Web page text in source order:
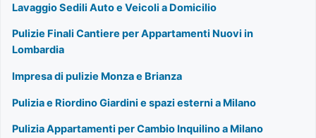
Lavaggio Sedili Auto e Veicoli a Domicilio
Pulizie Finali Cantiere per Appartamenti Nuovi in
Lombardia
Impresa di pulizie Monza e Brianza
Pulizia e Riordino Giardini e spazi esterni a Milano
Pulizia Appartamenti per Cambio Inquilino a Milano